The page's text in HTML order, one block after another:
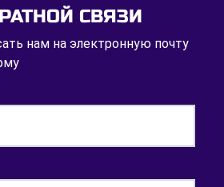
СВЯЗИ
нам на электронную почту